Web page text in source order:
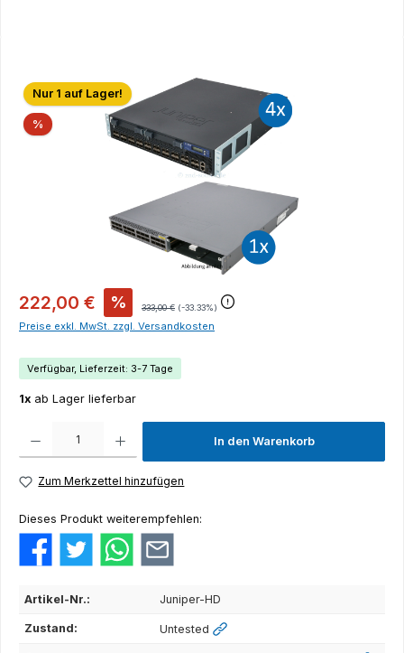
Bildergalerie überspringen
Nur 1 auf Lager!
% Rabatt
222,00 € % 333,00 € (-33.33%)
Preise exkl. MwSt. zzgl. Versandkosten
Verfügbar, Lieferzeit: 3-7 Tage
1x ab Lager lieferbar
In den Warenkorb
Zum Merkzettel hinzufügen
Dieses Produkt weiterempfehlen:
Artikel-Nr.: Juniper-HD
Zustand: Untested